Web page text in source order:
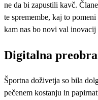
ne da bi zapustili kavč.
te spremembe, kaj to
kam nas bo novi val
Digitalna
Športna doživetja so bila
pečenem kostanju in